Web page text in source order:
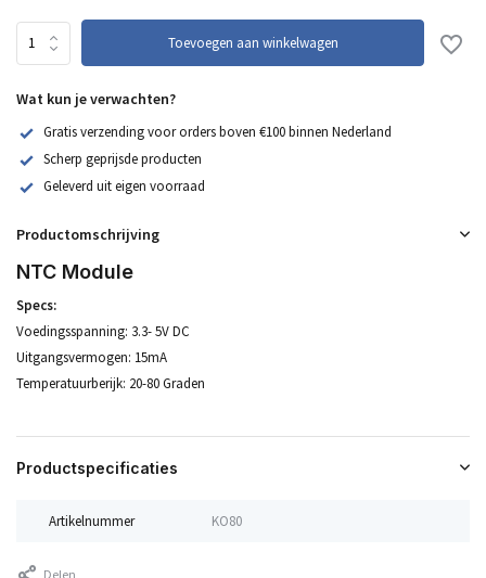
Toevoegen aan winkelwagen
Wat kun je verwachten?
Gratis verzending voor orders boven €100 binnen Nederland
Scherp geprijsde producten
Geleverd uit eigen voorraad
Productomschrijving
NTC Module
Specs:
Voedingsspanning: 3.3- 5V DC
Uitgangsvermogen: 15mA
Temperatuurberijk: 20-80 Graden
Productspecificaties
Artikelnummer KO80
Delen